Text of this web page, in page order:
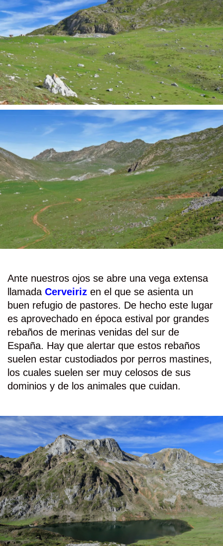
Ante nuestros ojos se abre una vega extensa
llamada Cerveiriz en el que se asienta un
buen refugio de pastores. De hecho este lugar
es aprovechado en época estival por grandes
rebaños de merinas venidas del sur de
España. Hay que alertar que estos rebaños
suelen estar custodiados por perros mastines,
los cuales suelen ser muy celosos de sus
dominios y de los animales que cuidan.